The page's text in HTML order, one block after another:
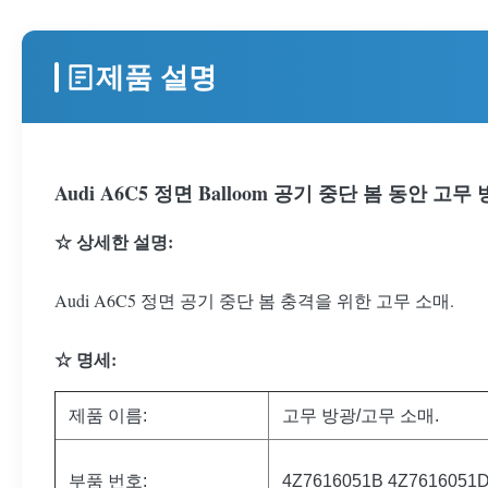
제품 설명
Audi A6C5 정면 Balloom 공기 중단 봄 동안 고무
☆ 상세한 설명:
Audi A6C5 정면 공기 중단 봄 충격을 위한 고무 소매.
☆ 명세:
제품 이름: 고무 방광/고무 소매.
부품 번호: 4Z7616051B